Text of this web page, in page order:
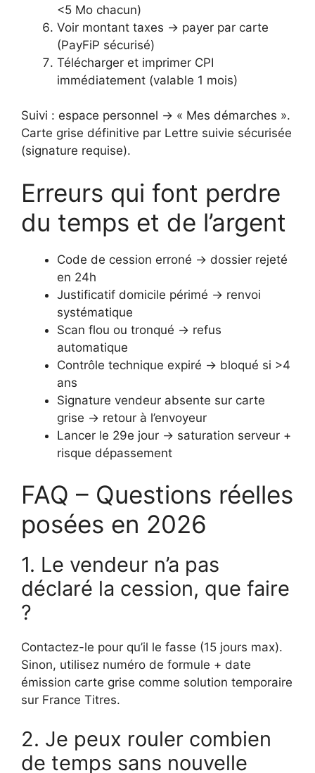
<5 Mo chacun)
Voir montant taxes → payer par carte
(PayFiP sécurisé)
Télécharger et imprimer CPI
immédiatement (valable 1 mois)
Suivi : espace personnel → « Mes démarches ».
Carte grise définitive par Lettre suivie sécurisée
(signature requise).
Erreurs qui font perdre
du temps et de l’argent
Code de cession erroné → dossier rejeté
en 24h
Justificatif domicile périmé → renvoi
systématique
Scan flou ou tronqué → refus
automatique
Contrôle technique expiré → bloqué si >4
ans
Signature vendeur absente sur carte
grise → retour à l’envoyeur
Lancer le 29e jour → saturation serveur +
risque dépassement
FAQ – Questions réelles
posées en 2026
1. Le vendeur n’a pas
déclaré la cession, que faire
?
Contactez-le pour qu’il le fasse (15 jours max).
Sinon, utilisez numéro de formule + date
émission carte grise comme solution temporaire
sur France Titres.
2. Je peux rouler combien
de temps sans nouvelle